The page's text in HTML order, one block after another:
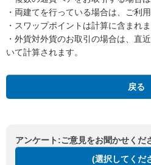
・両建てを行っている場合は、ご利
・スワップポイントは計算に含まれま
・外貨対外貨のお取引の場合は、直
いて計算されます。
戻る
アンケート:ご意見をお聞かせくだ
(選択してくだ